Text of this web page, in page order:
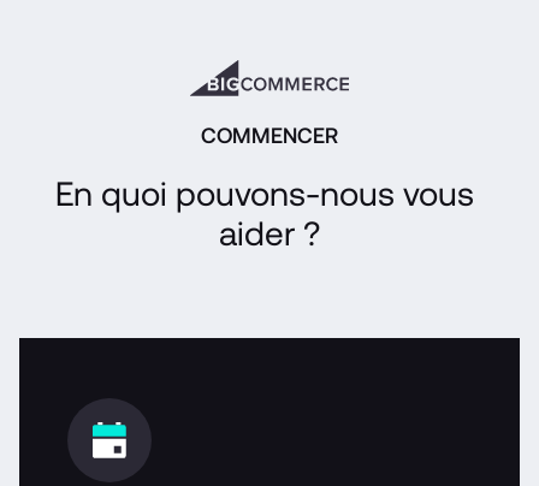
COMMENCER
En quoi pouvons-nous vous
aider ?